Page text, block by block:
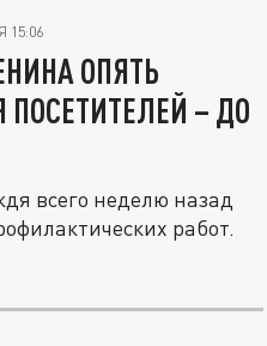
15:06
ОПЯТЬ
– ДО
всего неделю назад
работ.